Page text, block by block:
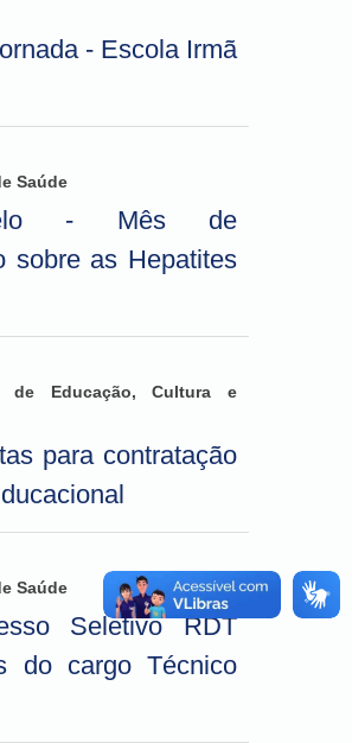
- Escola Irmã
Saúde
- Mês de
sobre as Hepatites
de Educação, Cultura e
para contratação
Saúde
Seletivo RDT
do cargo Técnico